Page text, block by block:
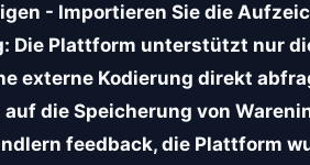
- Importieren Sie die
Die Plattform unterstützt nur
externe Kodierung direkt
die Speicherung von
feedback, die Plattform